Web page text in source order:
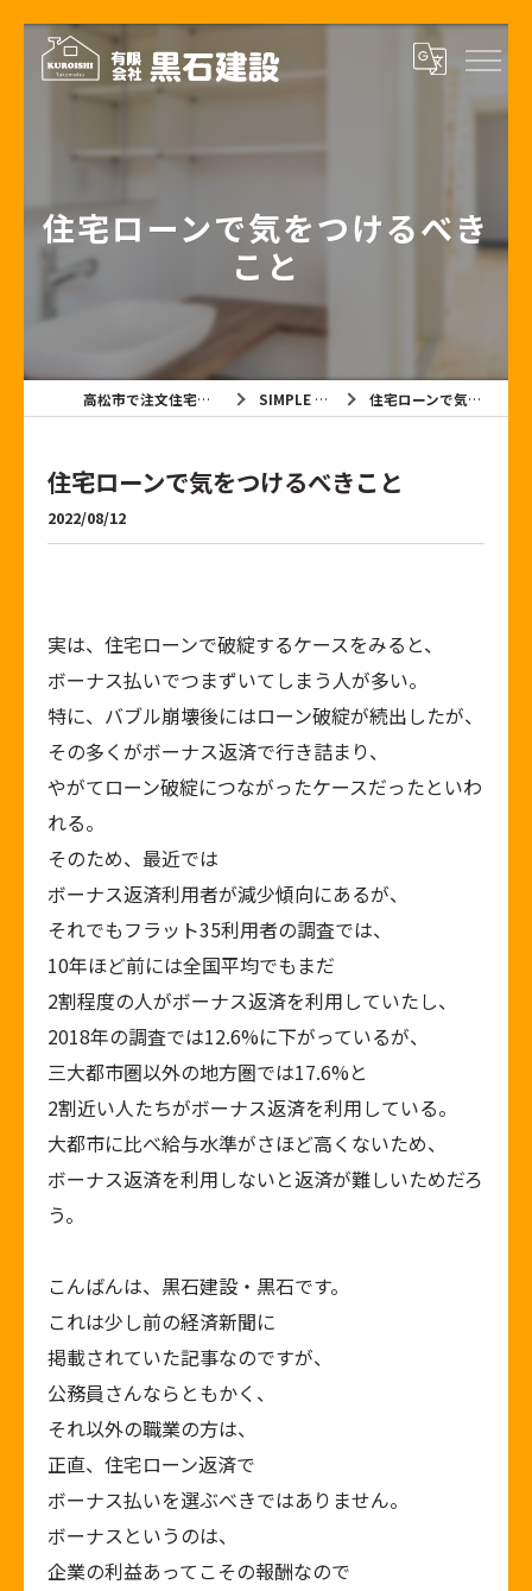
住宅ローンで気をつけるべき
こと
高松市で注文住宅なら有限会社黒石建設 SIMPLE NOTE BLOG 住宅ローンで気をつけるべきこと
住宅ローンで気をつけるべきこと
2022/08/12
実は、住宅ローンで破綻するケースをみると、
ボーナス払いでつまずいてしまう人が多い。
特に、バブル崩壊後にはローン破綻が続出したが、
その多くがボーナス返済で行き詰まり、
やがてローン破綻につながったケースだったといわ
れる。
そのため、最近では
ボーナス返済利用者が減少傾向にあるが、
それでもフラット35利用者の調査では、
10年ほど前には全国平均でもまだ
2割程度の人がボーナス返済を利用していたし、
2018年の調査では12.6%に下がっているが、
三大都市圏以外の地方圏では17.6%と
2割近い人たちがボーナス返済を利用している。
大都市に比べ給与水準がさほど高くないため、
ボーナス返済を利用しないと返済が難しいためだろ
う。
こんばんは、黒石建設・黒石です。
これは少し前の経済新聞に
掲載されていた記事なのですが、
公務員さんならともかく、
それ以外の職業の方は、
正直、住宅ローン返済で
ボーナス払いを選ぶべきではありません。
ボーナスというのは、
企業の利益あってこその報酬なので